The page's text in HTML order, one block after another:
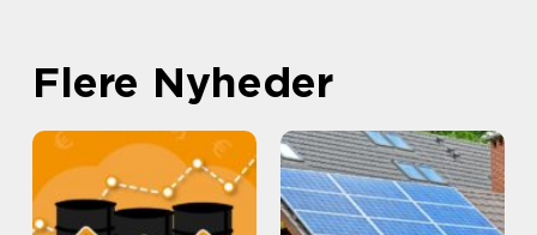
Flere Nyheder